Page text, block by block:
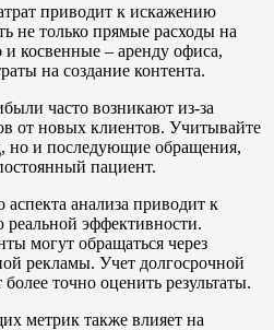
приводит к искажению
не только прямые расходы на
косвенные – аренду офиса,
на создание контента.
часто возникают из-за
от новых клиентов. Учитывайте
но и последующие обращения,
пациент.
анализа приводит к
эффективности.
могут обращаться через
рекламы. Учет долгосрочной
точно оценить результаты.
метрик также влияет на